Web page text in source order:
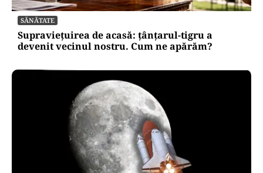
SĂNĂTATE
Supraviețuirea de acasă: țânțarul-tigru a
devenit vecinul nostru. Cum ne apărăm?